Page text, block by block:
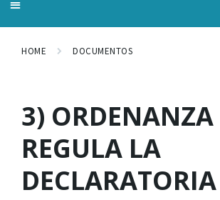
HOME DOCUMENTOS
3) ORDENANZA
REGULA LA